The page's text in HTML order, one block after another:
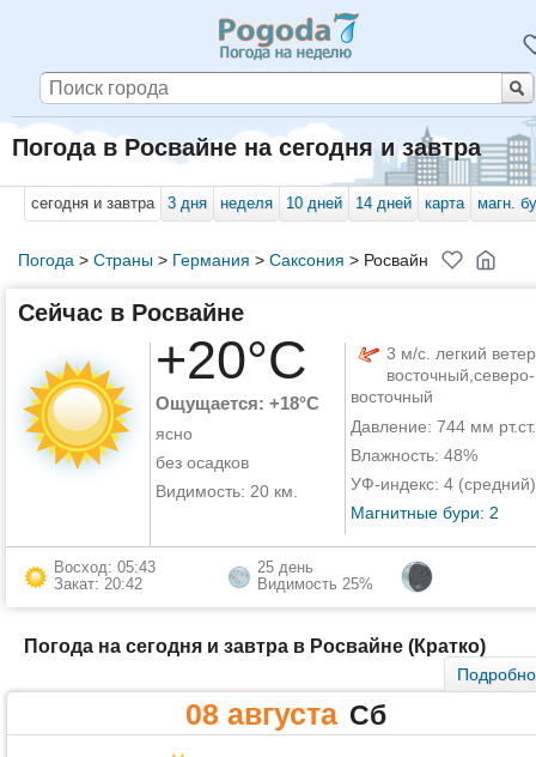
Погода в Росвайне на сегодня и завтра
сегодня и завтра 3 дня неделя 10 дней 14 дней карта магн.
Погода > Страны> Германия > Саксония > Росвайн
Сейчас в Росвайне
+20°C
Ощущается: +18°C
ясно
без осадков
Видимость: 20 км.
3 м/с. легкий
восточный,северо-
восточный
Давление: 744 мм рт.ст.
Влажность: 48%
УФ-индекс: 4 (средний)
Магнитные бури: 2
Восход: 05:43
Закат: 20:42
25 день
Видимость 25%
Погода на сегодня и завтра в Росвайне (Кратко)
Подробно
08 августа Сб